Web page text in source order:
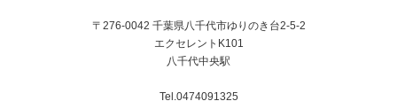
〒276-0042 千葉県八千代市ゆりのき台2-5-2
エクセレントK101
八千代中央駅
Tel.0474091325